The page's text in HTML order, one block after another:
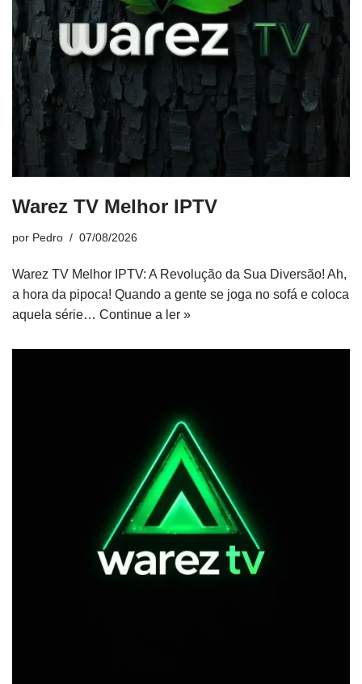
Warez TV Melhor IPTV
por Pedro 07/08/2026
Warez TV Melhor IPTV: A Revolução da Sua Diversão! Ah,
a hora da pipoca! Quando a gente se joga no sofá e coloca
aquela série… Continue a ler »